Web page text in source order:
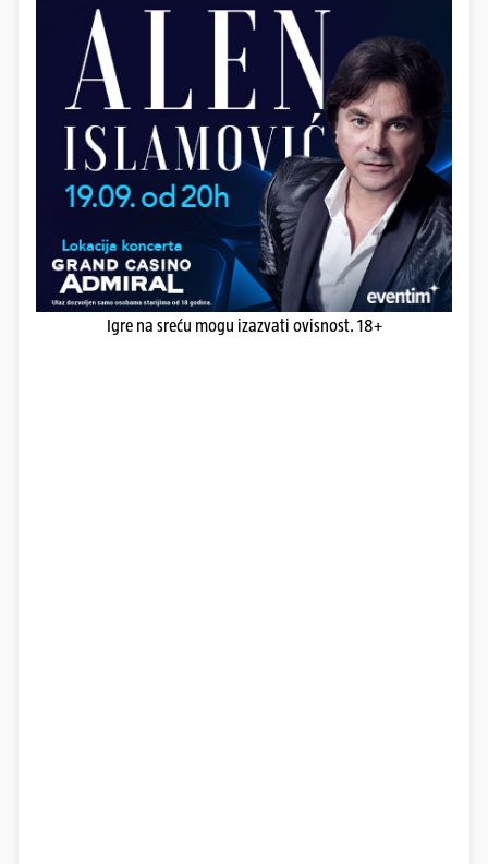
Igre na sreću mogu izazvati ovisnost. 18+